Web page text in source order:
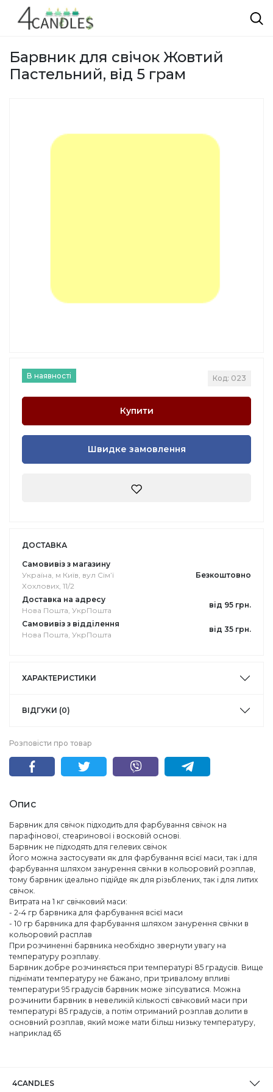
Барвник для свічок Жовтий
Пастельний, від 5 грам
В наявності Код: 023
Купити
Швидке замовлення
ДОСТАВКА
Самовивіз з магазину
Україна, м Київ, вул Сімʼї
Хохлових, 11/2
Безкоштовно
Доставка на адресу
Нова Пошта, УкрПошта
від 95 грн.
Самовивіз з відділення
Нова Пошта, УкрПошта
від 35 грн.
ХАРАКТЕРИСТИКИ
ВІДГУКИ (0)
Розповісти про товар
Опис
Барвник для свічок підходить для фарбування свічок на
парафінової, стеаринової і восковій основі.
Барвник не підходять для гелевих свічок
Його можна застосувати як для фарбування всієї маси, так і для
фарбування шляхом занурення свічки в кольоровий розплав,
тому барвник ідеально підійде як для різьблених, так і для литих
свічок.
Витрата на 1 кг свічковий маси:
- 2-4 гр барвника для фарбування всієї маси
- 10 гр барвника для фарбування шляхом занурення свічки в
кольоровий расплав
При розчиненні барвника необхідно звернути увагу на
температуру розплаву.
Барвник добре розчиняється при температурі 85 градусів. Вище
піднімати температуру не бажано, при тривалому впливі
температури 95 градусів барвник може зіпсуватися. Можна
розчинити барвник в невеликій кількості свічковий маси при
температурі 85 градусів, а потім отриманий розплав долити в
основний розплав, який може мати більш низьку температуру,
наприклад 65
4CANDLES